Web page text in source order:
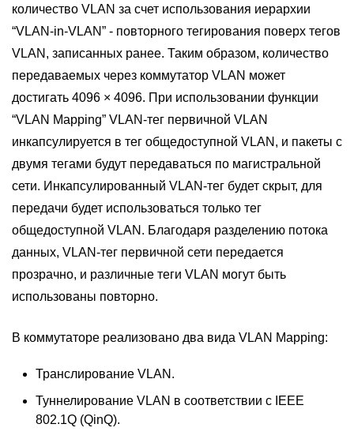
количество VLAN за счет использования иерархии
“VLAN-in-VLAN” - повторного тегирования поверх тегов
VLAN, записанных ранее. Таким образом, количество
передаваемых через коммутатор VLAN может
достигать 4096 × 4096. При использовании функции
“VLAN Mapping” VLAN-тег первичной VLAN
инкапсулируется в тег общедоступной VLAN, и пакеты с
двумя тегами будут передаваться по магистральной
сети. Инкапсулированный VLAN-тег будет скрыт, для
передачи будет использоваться только тег
общедоступной VLAN. Благодаря разделению потока
данных, VLAN-тег первичной сети передается
прозрачно, и различные теги VLAN могут быть
использованы повторно.
В коммутаторе реализовано два вида VLAN Mapping:
Транслирование VLAN.
Туннелирование VLAN в соответствии с IEEE
802.1Q (QinQ).